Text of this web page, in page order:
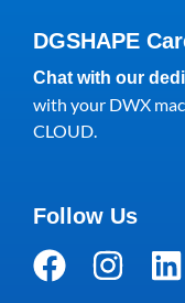
DGSHAPE
Chat with our
with your DWX
CLOUD.
Follow Us